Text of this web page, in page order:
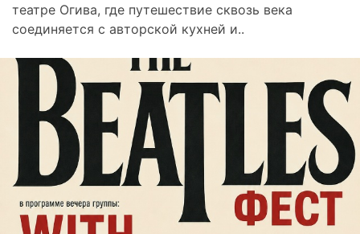
театре Огива, где путешествие сквозь века
соединяется с авторской кухней и..